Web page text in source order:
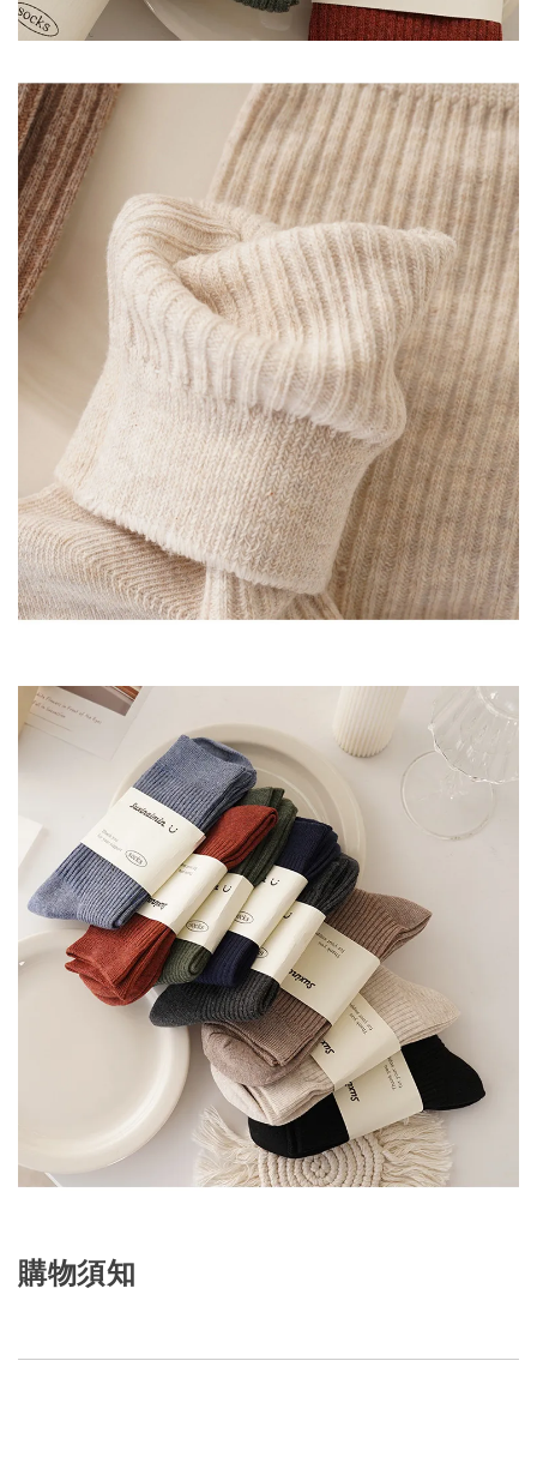
購物須知